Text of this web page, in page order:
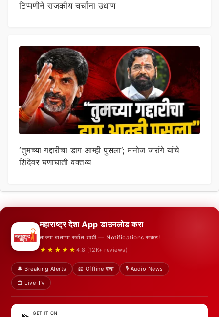
टिप्पणीने राजकीय चर्चांना उधाण
‘तुमच्या गद्दारीचा डाग आम्ही पुसला’; मनोज जरांगे यांचे
शिंदेंवर घणाघाती वक्तव्य
महाराष्ट्र देशा App डाउनलोड करा
ताज्या बातम्या सर्वात आधी — Notifications सकट!
★★★★★ 4.8 (12K+ reviews)
🔔 Breaking Alerts 📖 Offline वाचा
🎙️ Audio News
📺 Live TV
GET IT ON